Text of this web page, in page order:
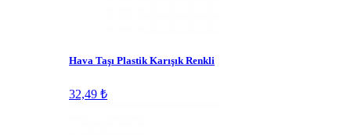
Hava Taşı Plastik Karışık Renkli
32,49 ₺